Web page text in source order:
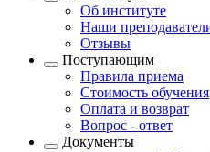
Об институте
Наши
Отзывы
Поступающим
Правила приема
Стоимость обучения
Оплата и возврат
Вопрос - ответ
Документы